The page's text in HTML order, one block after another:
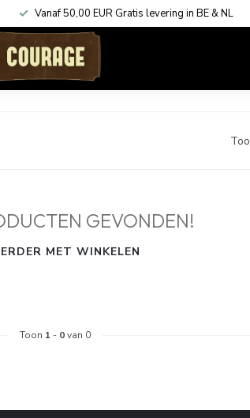
Vanaf 50,00 EUR Gratis levering in BE & NL
KADOBONNEN SHOP THE LOOK
GEVONDEN!
MET WINKELEN
Toon 1 - 0van 0